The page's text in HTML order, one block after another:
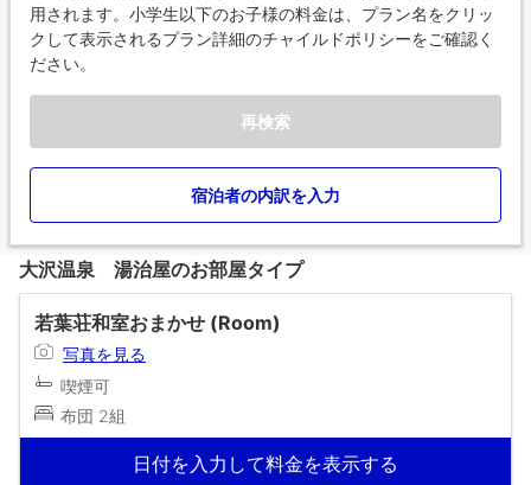
用されます。小学生以下のお子様の料金は、プラン名をクリッ
クして表示されるプラン詳細のチャイルドポリシーをご確認く
ださい。
再検索
宿泊者の内訳を入力
大沢温泉 湯治屋のお部屋タイプ
若葉荘和室おまかせ (Room)
写真を見る
喫煙可
布団 2組
日付を入力して料金を表示する